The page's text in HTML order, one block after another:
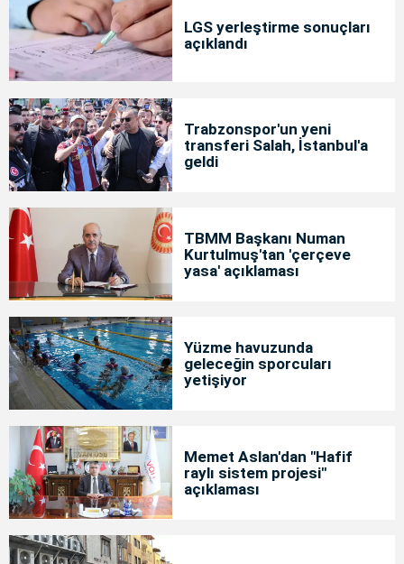
LGS yerleştirme sonuçları
açıklandı
Trabzonspor'un yeni
transferi Salah, İstanbul'a
geldi
TBMM Başkanı Numan
Kurtulmuş'tan 'çerçeve
yasa' açıklaması
Yüzme havuzunda
geleceğin sporcuları
yetişiyor
Memet Aslan'dan "Hafif
raylı sistem projesi"
açıklaması